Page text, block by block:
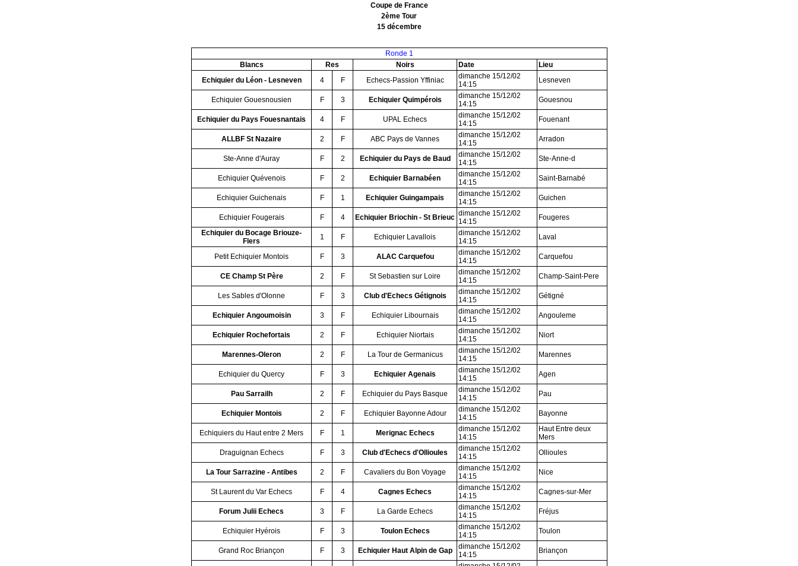
Coupe de France
2ème Tour
15 décembre
Ronde 1
Blancs
Res Noirs Date
Lieu
Echiquier du Léon - Lesneven
4 F Echecs-Passion Yffiniac
dimanche 15/12/02
14:15
Lesneven
Echiquier Gouesnousien F 3 Echiquier Quimpérois
dimanche 15/12/02
14:15
Gouesnou
Echiquier du Pays Fouesnantais 4 F UPAL Echecs
dimanche 15/12/02
14:15
Fouenant
ALLBF St Nazaire 2 F ABC Pays de Vannes
dimanche 15/12/02
14:15
Arradon
Ste-Anne d'Auray F 2 Echiquier du Pays de Baud
dimanche 15/12/02
14:15
Ste-Anne-d
Echiquier Quévenois F 2 Echiquier Barnabéen
dimanche 15/12/02
14:15
Saint-Barnabé
Echiquier Guichenais F 1 Echiquier Guingampais
dimanche 15/12/02
14:15
Guichen
Echiquier Fougerais F 4 Echiquier Briochin - St Brieuc dimanche 15/12/02
14:15
Fougeres
Echiquier du Bocage Briouze-
Flers
1 F Echiquier Lavallois
dimanche 15/12/02
14:15
Laval
Petit Echiquier Montois F 3 ALAC Carquefou
dimanche 15/12/02
14:15
Carquefou
CE Champ St Père 2 F St Sebastien sur Loire
dimanche 15/12/02
14:15
Champ-Saint-Pere
Les Sables d'Olonne F 3 Club d'Echecs Gétignois
dimanche 15/12/02
14:15
Gétigné
Echiquier Angoumoisin 3 F Echiquier Libournais
dimanche 15/12/02
14:15
Angouleme
Echiquier Rochefortais 2 F Echiquier Niortais
dimanche 15/12/02
14:15
Niort
Marennes-Oleron 2 F La Tour de Germanicus
dimanche 15/12/02
14:15
Marennes
Echiquier du Quercy F 3 Echiquier Agenais
dimanche 15/12/02
14:15
Agen
Pau Sarrailh 2 F Echiquier du Pays Basque
dimanche 15/12/02
14:15
Pau
Echiquier Montois 2 F Echiquier Bayonne Adour
dimanche 15/12/02
14:15
Bayonne
Echiquiers du Haut entre 2 Mers F 1 Merignac Echecs
dimanche 15/12/02
14:15
Haut Entre deux
Mers
Draguignan Echecs
F 3 Club d'Echecs d'Ollioules
dimanche 15/12/02
14:15
Ollioules
La Tour Sarrazine - Antibes 2 F Cavaliers du Bon Voyage
dimanche 15/12/02
14:15
Nice
St Laurent du Var Echecs F 4 Cagnes Echecs
dimanche 15/12/02
14:15
Cagnes-sur-Mer
Forum Julii Echecs 3 F La Garde Echecs
dimanche 15/12/02
14:15
Fréjus
Echiquier Hyérois F 3 Toulon Echecs
dimanche 15/12/02
14:15
Toulon
Grand Roc Briançon F 3 Echiquier Haut Alpin de Gap
dimanche 15/12/02
14:15
Briançon